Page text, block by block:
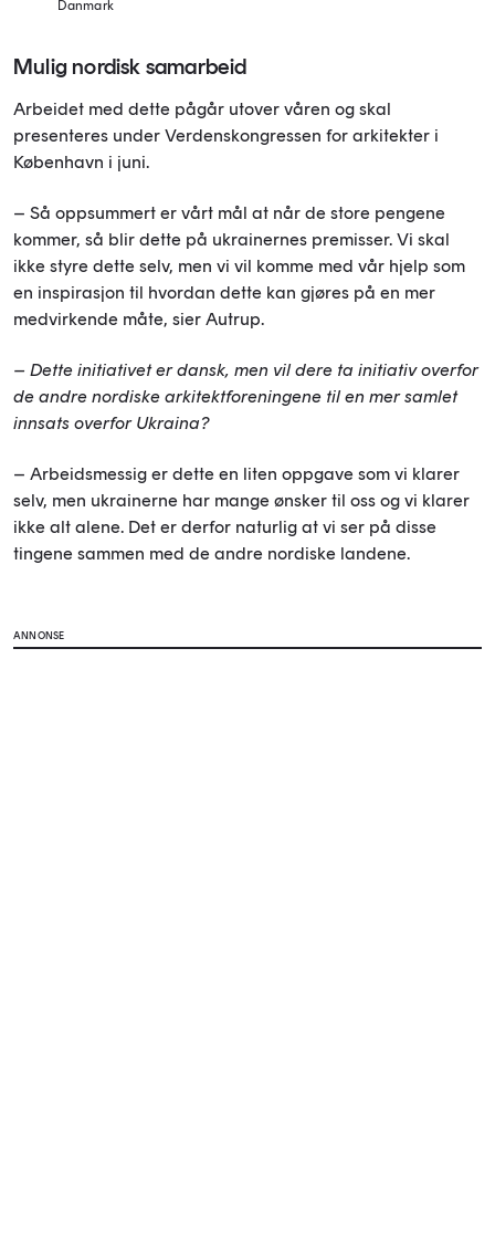
Danmark
Mulig nordisk samarbeid
Arbeidet med dette pågår utover våren og skal
presenteres under Verdenskongressen for arkitekter i
København i juni.
– Så oppsummert er vårt mål at når de store pengene
kommer, så blir dette på ukrainernes premisser. Vi skal
ikke styre dette selv, men vi vil komme med vår hjelp som
en inspirasjon til hvordan dette kan gjøres på en mer
medvirkende måte, sier Autrup.
– Dette initiativet er dansk, men vil dere ta initiativ overfor
de andre nordiske arkitektforeningene til en mer samlet
innsats overfor Ukraina?
– Arbeidsmessig er dette en liten oppgave som vi klarer
selv, men ukrainerne har mange ønsker til oss og vi klarer
ikke alt alene. Det er derfor naturlig at vi ser på disse
tingene sammen med de andre nordiske landene.
ANNONSE